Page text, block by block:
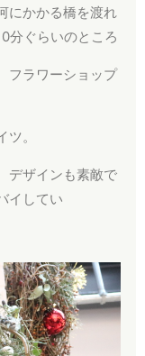
にかかる橋を渡れ
分ぐらいのところ
フラワーショップ
。
デザインも素敵で
イしてい